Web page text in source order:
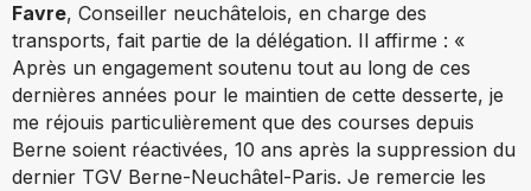
Favre, Conseiller neuchâtelois, en charge des
transports, fait partie de la délégation. Il affirme : «
Après un engagement soutenu tout au long de ces
dernières années pour le maintien de cette desserte, je
me réjouis particulièrement que des courses depuis
Berne soient réactivées, 10 ans après la suppression du
dernier TGV Berne-Neuchâtel-Paris. Je remercie les